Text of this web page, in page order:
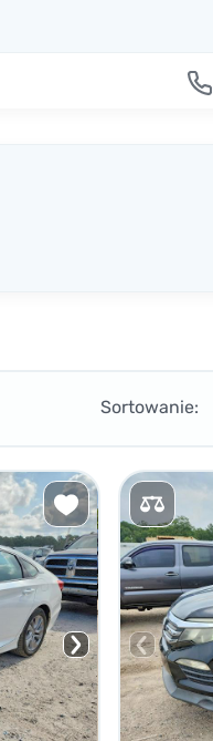
Sortowanie: